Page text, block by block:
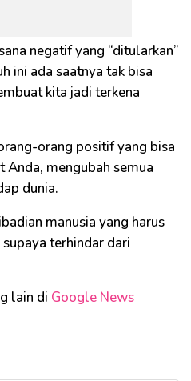
negatif yang “ditularkan”
ini ada saatnya tak bisa
kita jadi terkena
orang positif yang bisa
Anda, mengubah semua
dunia.
manusia yang harus
terhindar dari
lain di Google News